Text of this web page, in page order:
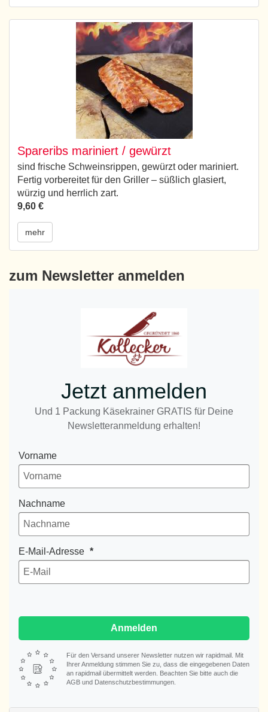
Spareribs mariniert / gewürzt
sind frische Schweinsrippen, gewürzt oder mariniert.
Fertig vorbereitet für den Griller – süßlich glasiert,
würzig und herrlich zart.
9,60 €
mehr
zum Newsletter anmelden
Jetzt anmelden
Und 1 Packung Käsekrainer GRATIS für Deine
Newsletteranmeldung erhalten!
Vorname
Nachname
E-Mail-Adresse
Anmelden
Für den Versand unserer Newsletter nutzen wir rapidmail. Mit
Ihrer Anmeldung stimmen Sie zu, dass die eingegebenen Daten
an rapidmail übermittelt werden. Beachten Sie bitte auch die
AGB und Datenschutzbestimmungen.